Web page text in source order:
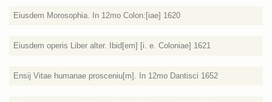
Eiusdem Morosophia. In 12mo Colon:[iae] 1620
Eiusdem operis Liber alter. Ibid[em] [i. e. Coloniae] 1621
Ensij Vitae humanae prosceniu[m]. In 12mo Dantisci 1652